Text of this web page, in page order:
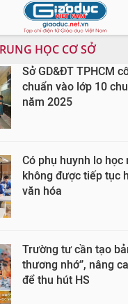
HỌC CƠ SỞ
Sở GD&ĐT TPHCM
chuẩn vào lớp 10
năm 2025
Có phụ huynh lo học
không được tiếp tục
văn hóa
Trường tư cần tạo
thương nhớ”, nâng
để thu hút HS